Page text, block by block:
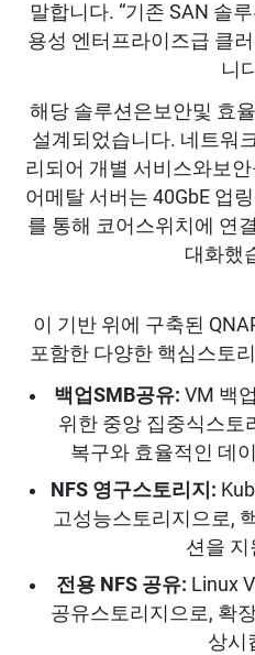
말합니다. “기존 SAN 솔
용성 엔터프라이즈급 클
니
해당 솔루션은보안및 효
설계되었습니다. 네트워
리되어 개별 서비스와보
어메탈 서버는 40GbE 업
를 통해 코어스위치에 연
대화했
이 기반 위에 구축된
포함한 다양한 핵심스토
백업SMB공유: VM 백
위한 중앙 집중식스토
복구와 효율적인 데
NFS 영구스토리지:
고성능스토리지으로,
션을
전용 NFS 공유: Linux
공유스토리지으로, 확
상시